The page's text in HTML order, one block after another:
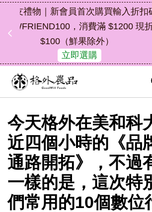
中秋禮盒新上市｜橘皮植萃永續
油去味・送禮自用兩相宜
了解詳情
49
今天格外在美和科
近四個小時的《品
通路開拓》，不過
一樣的是，這次特
們常用的10個數位